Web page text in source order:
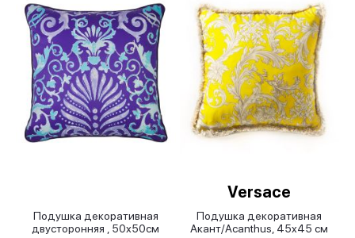
Подушка декоративная
двусторонняя , 50х50см
Versace
Подушка декоративная
Акант/Acanthus, 45x45 см